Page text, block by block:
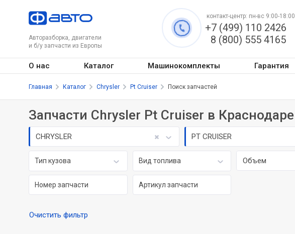
Авторазборка, двигатели
и б/у запчасти из Европы
контакт-центр: пн-вс 9:00-18:00
+7 (499) 110 2426
8 (800) 555 4165
О нас Каталог Машинокомплекты Гарантия
Главная Каталог Chrysler Pt Cruiser Поиск запчастей
Запчасти Chrysler Pt Cruiser в Краснодаре
CHRYSLER PT CRUISER
Тип кузова Вид топлива Объем
Очистить фильтр